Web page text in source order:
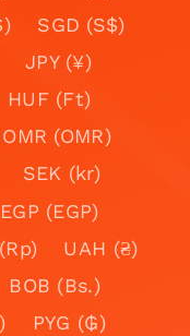
SGD (S$)
JPY (¥)
HUF (Ft)
OMR (OMR)
SEK (kr)
EGP (EGP)
UAH (₴)
BOB (Bs.)
PYG (₲)